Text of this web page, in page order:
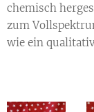
chemisch
zum
wie ein